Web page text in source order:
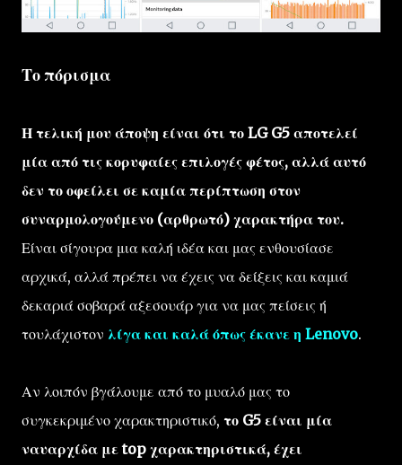
Το πόρισμα
Η τελική μου άποψη είναι ότι το LG G5 αποτελεί
μία από τις κορυφαίες επιλογές φέτος, αλλά αυτό
δεν το οφείλει σε καμία περίπτωση στον
συναρμολογούμενο (αρθρωτό) χαρακτήρα του.
Είναι σίγουρα μια καλή ιδέα και μας ενθουσίασε
αρχικά, αλλά πρέπει να έχεις να δείξεις και καμιά
δεκαριά σοβαρά αξεσουάρ για να μας πείσεις ή
τουλάχιστον λίγα και καλά όπως έκανε η Lenovo.
Αν λοιπόν βγάλουμε από το μυαλό μας το
συγκεκριμένο χαρακτηριστικό, το G5 είναι μία
ναυαρχίδα με top χαρακτηριστικά, έχει